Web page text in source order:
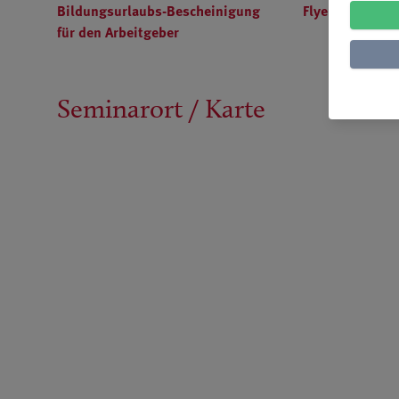
Bildungsurlaubs-Bescheinigung
für den Arbeitgeber
Flyer-821727.pdf
Seminarort / Karte